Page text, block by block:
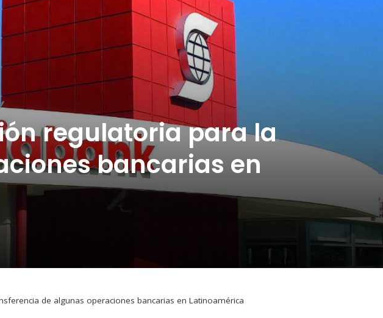
regulatoria para la
bancarias en
de algunas operaciones bancarias en Latinoamérica